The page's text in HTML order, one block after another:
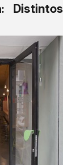
Distintos